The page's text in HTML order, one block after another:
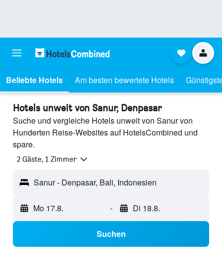
Beliebte Hotels Am besten bewertete Hotels
Hotels unweit von Sanur, Denpasar
Suche und vergleiche Hotels unweit von Sanur von
Hunderten Reise-Websites auf HotelsCombined und
spare.
2 Gäste, 1 Zimmer
Sanur - Denpasar, Bali, Indonesien
Mo 17.8. - Di 18.8.
Suchen